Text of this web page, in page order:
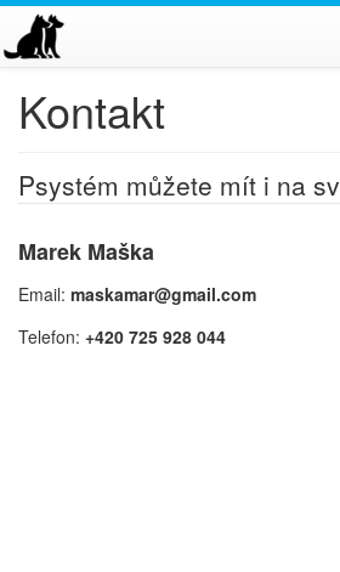
Kontakt
Psystém můžete mít i na
Marek Maška
Email: maskamar@gmail.com
Telefon: +420 725 928 044